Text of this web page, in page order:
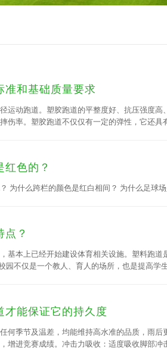
准和基础质量要求
运动跑道。塑胶跑道的平整度好、抗压强度
伤率。塑胶跑道不仅仅有一定的弹性，它还
红色的？
为什么跨栏的颜色是红白相间？ 为什么足球
点？
基本上已经开始建设体育相关设施。塑料跑
园不仅是一个教人、育人的场所，也是提高学
才能保证它的持久度
何季节及温差，均能维持高水准的品质，雨
增进竞赛成绩。冲击力吸收：适度吸收脚部